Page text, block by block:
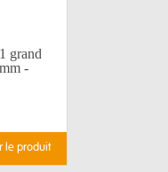
grand
-
le produit